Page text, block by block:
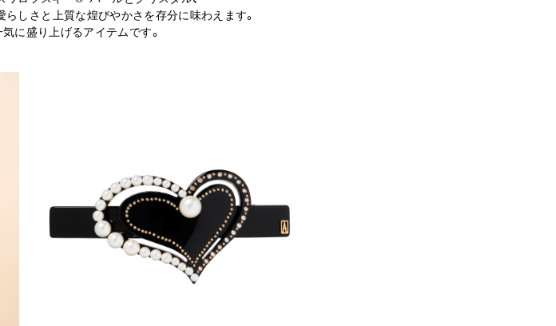
しさと上質な煌びやかさを存分に味わえます。
に盛り上げるアイテムです。